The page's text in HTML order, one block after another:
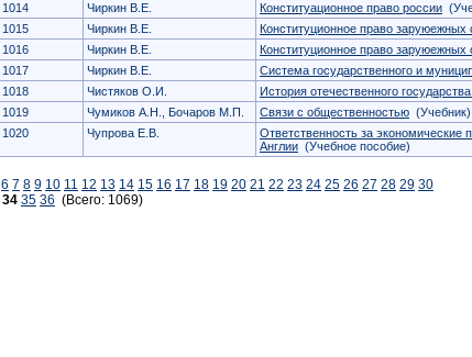
1014
Чиркин В.Е. Конституационное право россии
1015
Чиркин В.Е. Конституционное право заруюежных
1016
Чиркин В.Е. Конституционное право заруюежных
1017
Чиркин В.Е. Система государственного и
1018
Чистяков О.И. История отечественного
1019
Чумиков А.Н., Бочаров М.П. Связи с общественностью (Учебник)
1020
Чупрова Е.В.
Ответственность за экономические
Англии (Учебное пособие)
6 7 8 9 10 11 12 13 14 15 16 17 18 19 20 21 22 23 24 25 26 27 28 29 30
34 35 36 (Всего: 1069)